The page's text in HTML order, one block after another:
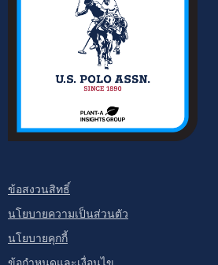
ข้อสงวนสิทธิ์
นโยบายความเป็นส่วนตัว
นโยบายคุกกี้
ข้อกำหนดและเงื่อนไข